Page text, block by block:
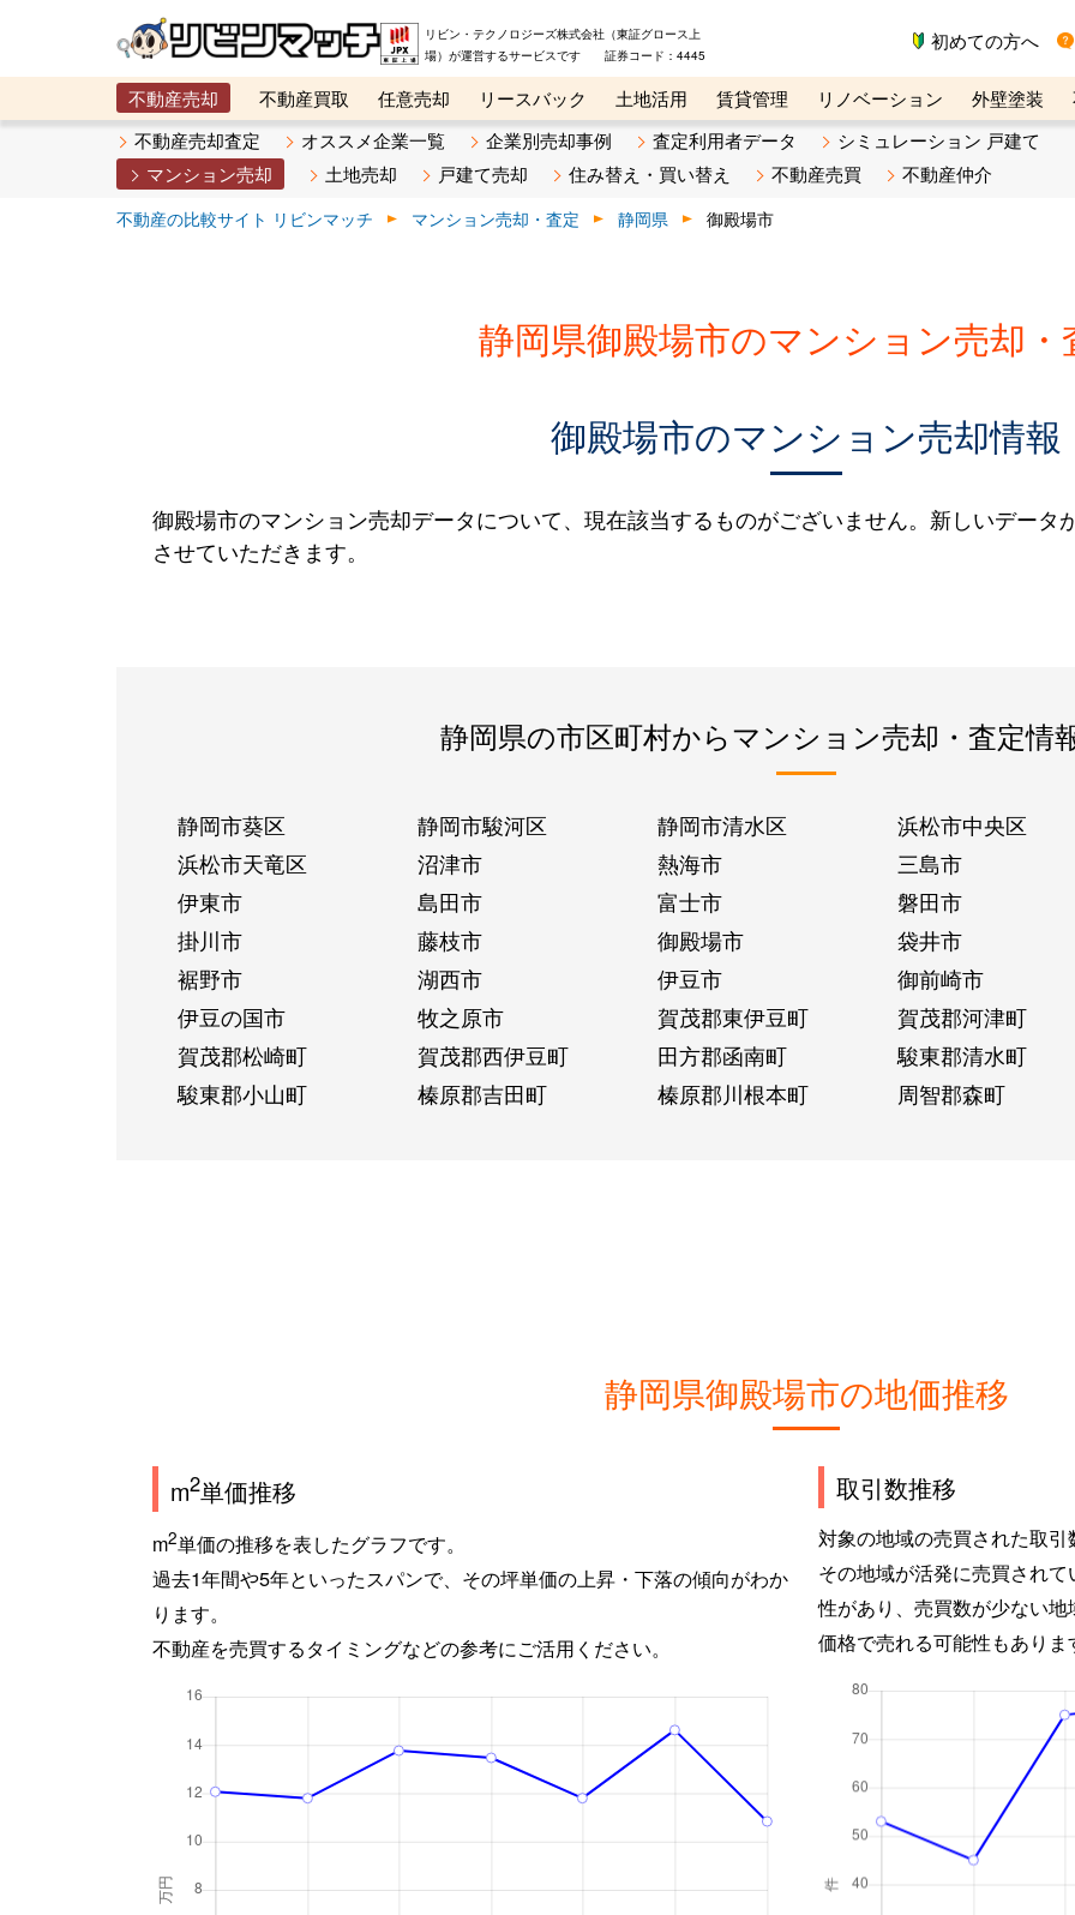
リビン・テクノロジーズ株式会社（東証グロース上
場）が運営するサービスです 証券コード：4445
初めての方へ
不動産売却 不動産買取 任意売却 リースバック 土地活用 賃貸管理 リノベーション 外壁塗装
メタ住宅展示場
ベスト不動産カンパニー オンライン講座 リビンマガジンBiz 不動産売却ご相談デスク
不動産売却査定 オススメ企業一覧 企業別売却事例 査定利用者データ
シミュレーション 戸建て
マンション売却
土地売却 戸建て売却 住み替え・買い替え 不動産売買 不動産仲介
不動産の比較サイト リビンマッチ マンション売却・査定 静岡県 御殿場市
静岡県御殿場市のマンション売却・
御殿場市のマンション売却情報
御殿場市のマンション売却データについて、現在該当するものがございません。新しいデータ
させていただきます。
静岡県の市区町村からマンション売却・査定情
静岡市葵区 静岡市駿河区 静岡市清水区
浜松市中央区
浜松市天竜区
沼津市 熱海市
三島市
伊東市
島田市 富士市
磐田市
掛川市
藤枝市 御殿場市
袋井市
裾野市
湖西市 伊豆市
御前崎市
伊豆の国市
牧之原市 賀茂郡東伊豆町
賀茂郡河津町
賀茂郡松崎町
賀茂郡西伊豆町 田方郡函南町
駿東郡清水町
駿東郡小山町
榛原郡吉田町 榛原郡川根本町 周智郡森町
静岡県御殿場市の地価推移
m2単価推移
m2単価の推移を表したグラフです。
過去1年間や5年といったスパンで、その坪単価の上昇・下落の傾向がわか
ります。
不動産を売買するタイミングなどの参考にご活用ください。
取引数推移
対象の地域の売買された取
その地域が活発に売買され
性があり、売買数が少ない
価格で売れる可能性もありま